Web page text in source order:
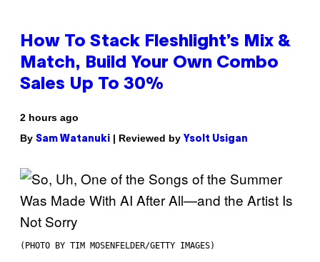
How To Stack Fleshlight’s Mix &
Match, Build Your Own Combo
Sales Up To 30%
2 hours ago
By Sam Watanuki | Reviewed by Ysolt Usigan
(PHOTO BY TIM MOSENFELDER/GETTY IMAGES)